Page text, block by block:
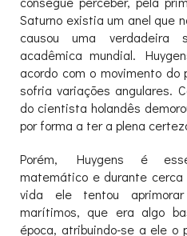
Saturno existia um anel que
causou uma verdadeira
acadêmica mundial.
acordo com o movimento
sofria variações angulares.
do cientista holandês
por forma a ter a plena
Porém, Huygens é
matemático e durante
vida ele tentou
marítimos, que era algo
época, atribuindo-se a ele o